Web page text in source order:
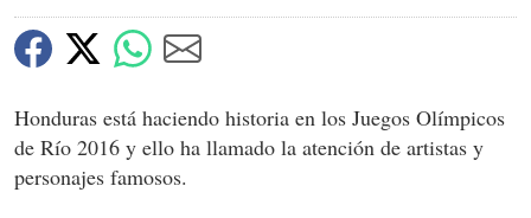
Honduras está haciendo historia en los Juegos Olímpicos
de Río 2016 y ello ha llamado la atención de artistas y
personajes famosos.